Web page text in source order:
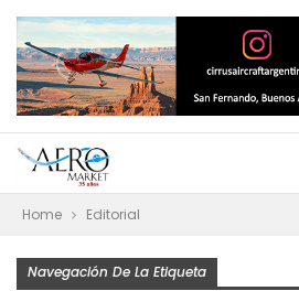
Home Editorial
Navegación De La Etiqueta